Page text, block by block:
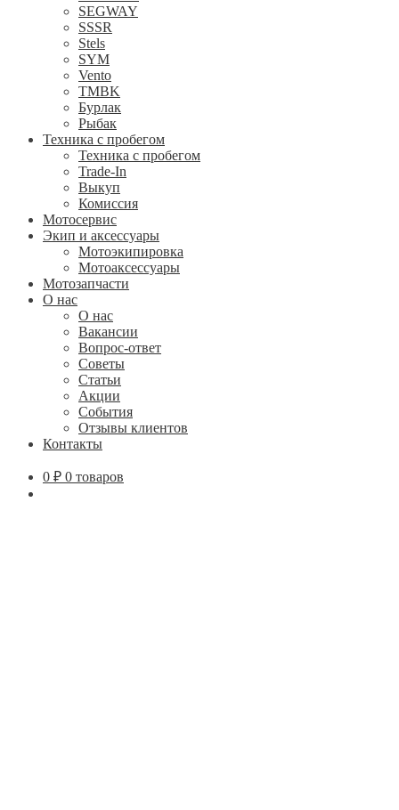
SEGWAY
SSSR
Stels
SYM
Vento
TMBK
Бурлак
Рыбак
Техника с пробегом
Техника с пробегом
Trade-In
Выкуп
Комиссия
Мотосервис
Экип и аксессуары
Мотоэкипировка
Мотоаксессуары
Мотозапчасти
О нас
О нас
Вакансии
Вопрос-ответ
Советы
Статьи
Акции
События
Отзывы клиентов
Контакты
0 ₽ 0 товаров